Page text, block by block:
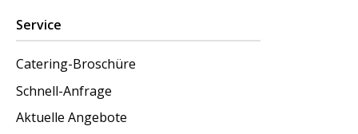
Service
Catering-Broschüre
Schnell-Anfrage
Aktuelle Angebote